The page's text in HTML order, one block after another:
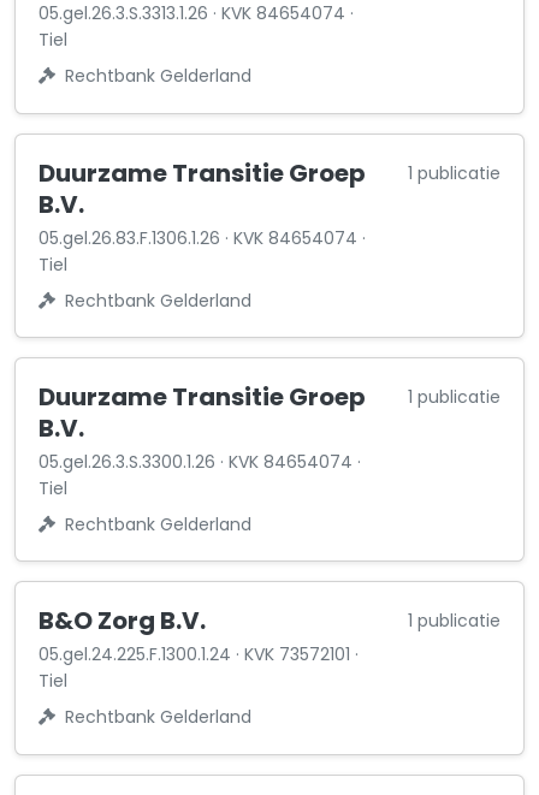
05.gel.26.3.S.3313.1.26 · KVK 84654074 ·
Tiel
Rechtbank Gelderland
Duurzame Transitie Groep
B.V.
05.gel.26.83.F.1306.1.26 · KVK 84654074 ·
Tiel
1 publicatie
Rechtbank Gelderland
Duurzame Transitie Groep
B.V.
05.gel.26.3.S.3300.1.26 · KVK 84654074 ·
Tiel
1 publicatie
Rechtbank Gelderland
B&O Zorg B.V.
05.gel.24.225.F.1300.1.24 · KVK 73572101 ·
Tiel
1 publicatie
Rechtbank Gelderland